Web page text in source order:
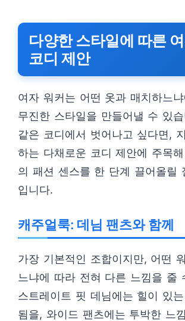
다양한 스타일에 따른
코디 제안
여자 워커는 어떤 옷과 매치하느
무진한 스타일을 만들어낼 수 있
같은 코디에서 벗어나고 싶다면,
하는 다채로운 코디 제안에 주목
의 패션 센스를 한 단계 끌어올릴
입니다.
캐주얼룩: 데님 팬츠와 함께
가장 기본적인 조합이지만, 어떤
느냐에 따라 전혀 다른 느낌을 줄
스트레이트 핏 데님에는 힐이 있
됨을, 와이드 팬츠에는 투박한 느